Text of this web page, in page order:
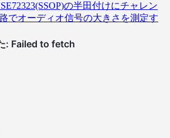
の半田付けにチャレン
でオーディオ信号の大きさを測定す